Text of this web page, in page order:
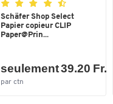
Schäfer Shop Select
Papier copieur CLIP
Paper@Prin...
seulement 39.20 Fr.
par ctn